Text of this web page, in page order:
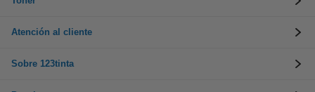
Atención al cliente
Sobre 123tinta